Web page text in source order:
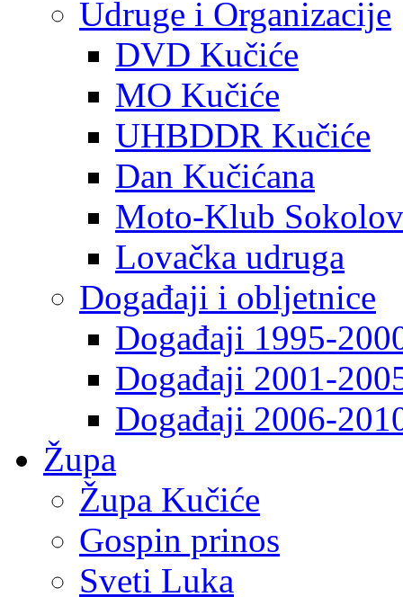
Udruge i Organizacije
DVD Kučiće
MO Kučiće
UHBDDR Kučiće
Dan Kučićana
Moto-Klub
Lovačka udruga
Događaji i obljetnice
Događaji 1995-
Događaji 2001-
Događaji 2006-
Župa
Župa Kučiće
Gospin prinos
Sveti Luka